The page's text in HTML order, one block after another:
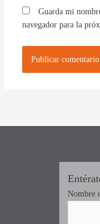
Guarda mi
navegador para la
Nombre